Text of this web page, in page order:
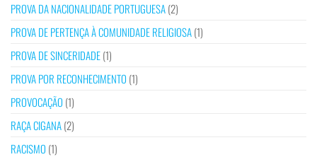
PROVA DA NACIONALIDADE PORTUGUESA(2)
PROVA DE PERTENÇA À COMUNIDADE RELIGIOSA(1)
PROVA DE SINCERIDADE(1)
PROVA POR RECONHECIMENTO (1)
PROVOCAÇÃO (1)
RAÇA CIGANA(2)
RACISMO (1)